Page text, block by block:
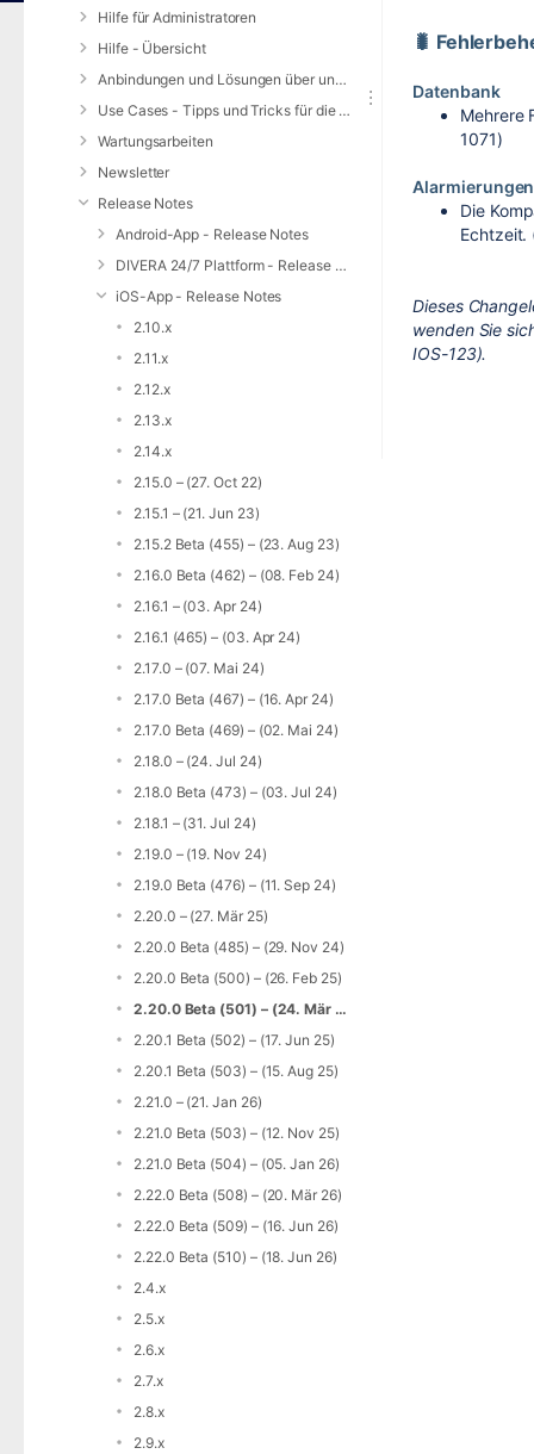
Hilfe für Administratoren
Hilfe - Übersicht
Anbindungen und Lösungen über unsere Web-Schnittstelle (REST-API)
Use Cases - Tipps und Tricks für die Anwendung von DIVERA 24/7
Wartungsarbeiten
Newsletter
Release Notes
Android-App - Release Notes
DIVERA 24/7 Plattform - Release Notes
iOS-App - Release Notes
2.10.x
2.11.x
2.12.x
2.13.x
2.14.x
2.15.0 – (27. Oct 22)
2.15.1 – (21. Jun 23)
2.15.2 Beta (455) – (23. Aug 23)
2.16.0 Beta (462) – (08. Feb 24)
2.16.1 – (03. Apr 24)
2.16.1 (465) – (03. Apr 24)
2.17.0 – (07. Mai 24)
2.17.0 Beta (467) – (16. Apr 24)
2.17.0 Beta (469) – (02. Mai 24)
2.18.0 – (24. Jul 24)
2.18.0 Beta (473) – (03. Jul 24)
2.18.1 – (31. Jul 24)
2.19.0 – (19. Nov 24)
2.19.0 Beta (476) – (11. Sep 24)
2.20.0 – (27. Mär 25)
2.20.0 Beta (485) – (29. Nov 24)
2.20.0 Beta (500) – (26. Feb 25)
2.20.0 Beta (501) – (24. Mär 25)
2.20.1 Beta (502) – (17. Jun 25)
2.20.1 Beta (503) – (15. Aug 25)
2.21.0 – (21. Jan 26)
2.21.0 Beta (503) – (12. Nov 25)
2.21.0 Beta (504) – (05. Jan 26)
2.22.0 Beta (508) – (20. Mär 26)
2.22.0 Beta (509) – (16. Jun 26)
2.22.0 Beta (510) – (18. Jun 26)
2.4.x
2.5.x
2.6.x
2.7.x
2.8.x
2.9.x
🐛
Datenbank
Mehrere
1071)
Alarmierungen
Die
Echtzeit.
Dieses
wenden Sie
IOS-123).